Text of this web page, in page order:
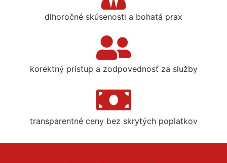
dlhoročné skúsenosti a bohatá prax
korektný prístup a zodpovednosť za služby
transparentné ceny bez skrytých poplatkov